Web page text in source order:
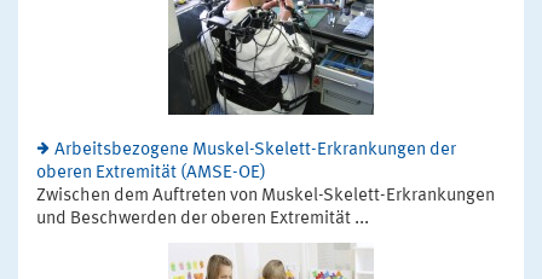
Arbeitsbezogene Muskel-Skelett-Erkrankungen der
oberen Extremität (AMSE-OE)
Zwischen dem Auftreten von Muskel-Skelett-Erkrankungen
und Beschwerden der oberen Extremität ...